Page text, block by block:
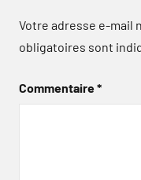
Votre adresse e-mail
obligatoires sont
Commentaire*